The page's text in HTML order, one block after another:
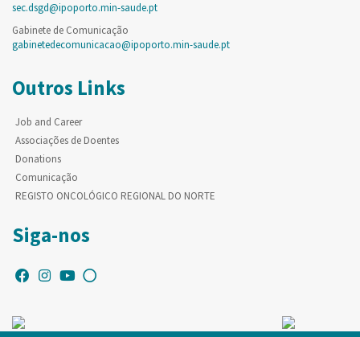
sec.dsgd@ipoporto.min-saude.pt
Gabinete de Comunicação
gabinetedecomunicacao@ipoporto.min-saude.pt
Outros Links
Job and Career
Associações de Doentes
Donations
Comunicação
REGISTO ONCOLÓGICO REGIONAL DO NORTE
Siga-nos